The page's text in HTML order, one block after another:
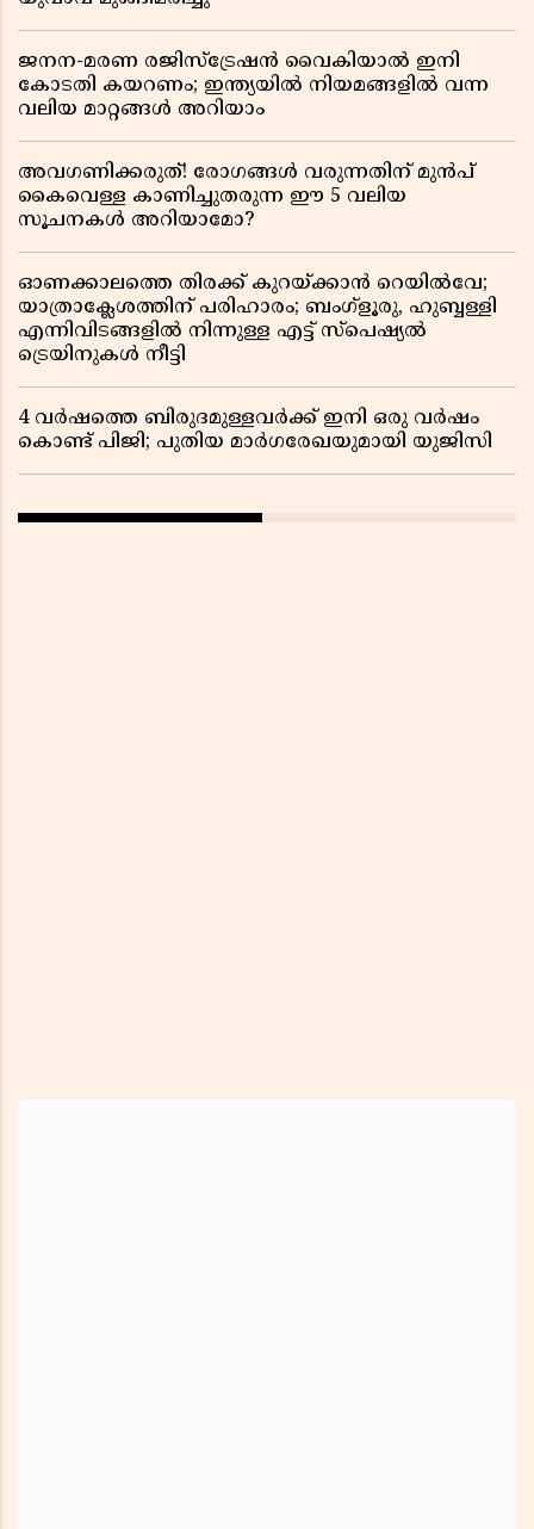
ജനന-മരണ രജിസ്ട്രേഷൻ വൈകിയാൽ ഇനി
കോടതി കയറണം; ഇന്ത്യയിൽ നിയമങ്ങളിൽ വന്ന
വലിയ മാറ്റങ്ങൾ അറിയാം
അവഗണിക്കരുത്! രോഗങ്ങൾ വരുന്നതിന് മുൻപ്
കൈവെള്ള കാണിച്ചുതരുന്ന ഈ 5 വലിയ
സൂചനകൾ അറിയാമോ?
ഓണക്കാലത്തെ തിരക്ക് കുറയ്ക്കാൻ റെയിൽവേ;
യാത്രാക്ലേശത്തിന് പരിഹാരം; ബംഗ്ളൂരു, ഹുബ്ബള്ളി
എന്നിവിടങ്ങളിൽ നിന്നുള്ള എട്ട് സ്പെഷ്യൽ
ട്രെയിനുകൾ നീട്ടി
4 വർഷത്തെ ബിരുദമുള്ളവർക്ക് ഇനി ഒരു വർഷം
കൊണ്ട് പിജി; പുതിയ മാർഗരേഖയുമായി യുജിസി